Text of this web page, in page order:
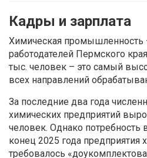
Кадры и зарплата
Химическая промышленность
работодателей Пермского
тыс. человек – это самый
всех направлений
За последние два года
химических предприятий
человек. Однако потребность
конец 2025 года предприятия
требовалось